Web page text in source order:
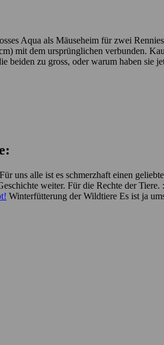
Aqua als Mäuseheim für zwei
mit dem ursprünglichen verbunden.
beiden zu gross, oder warum haben sie
Für uns alle ist es schmerzhaft einen
weiter. Für die Rechte der
Winterfütterung der Wildtiere Es ist ja